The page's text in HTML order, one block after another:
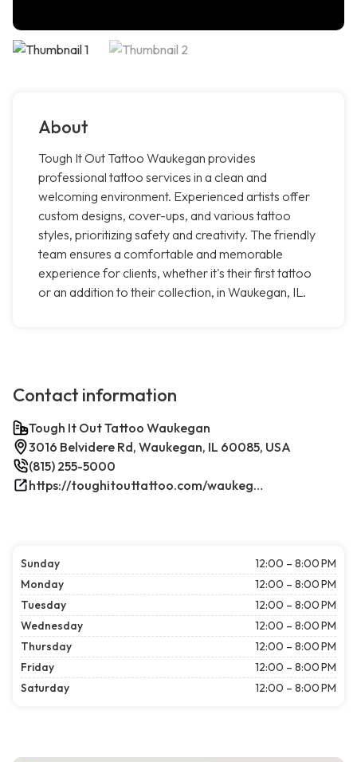
About
Tough It Out Tattoo Waukegan provides
professional tattoo services in a clean and
welcoming environment. Experienced artists offer
custom designs, cover-ups, and various tattoo
styles, prioritizing safety and creativity. The friendly
team ensures a comfortable and memorable
experience for clients, whether it's their first tattoo
or an addition to their collection, in Waukegan, IL.
Contact information
Tough It Out Tattoo Waukegan
3016 Belvidere Rd, Waukegan, IL 60085, USA
(815) 255-5000
https://toughitouttattoo.com/waukegan/
Sunday
12:00 – 8:00 PM
Monday
12:00 – 8:00 PM
Tuesday
12:00 – 8:00 PM
Wednesday
12:00 – 8:00 PM
Thursday
12:00 – 8:00 PM
Friday
12:00 – 8:00 PM
Saturday
12:00 – 8:00 PM